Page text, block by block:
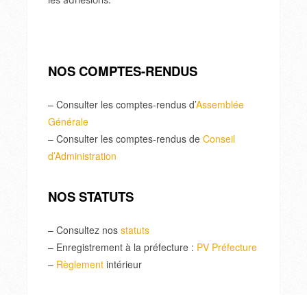
NOS COMPTES-RENDUS
– Consulter les comptes-rendus d’Assemblée
Générale
– Consulter les comptes-rendus de Conseil
d’Administration
NOS STATUTS
– Consultez nos statuts
– Enregistrement à la préfecture : PV Préfecture
– Règlement intérieur